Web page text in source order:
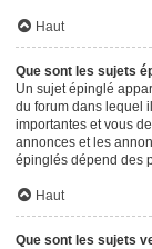
Haut
Que sont les sujets
Un sujet épinglé
du forum dans lequel
importantes et vous
annonces et les
épinglés dépend des
Haut
Que sont les sujets